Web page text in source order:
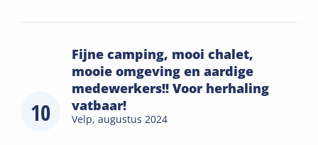
10
Fijne camping, mooi chalet,
mooie omgeving en aardige
medewerkers!! Voor herhaling
vatbaar!
Velp,augustus 2024